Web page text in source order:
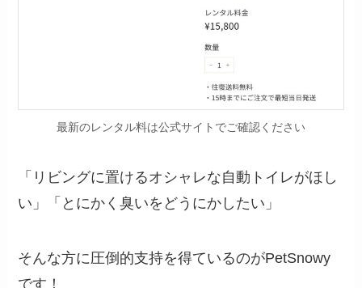
最新のレンタル料は公式サイトでご確認ください
「リビングに置けるオシャレな自動トイレがほし
い」「とにかく臭いをどうにかしたい」
そんな方に圧倒的支持を得ているのがPetSnowy
です！